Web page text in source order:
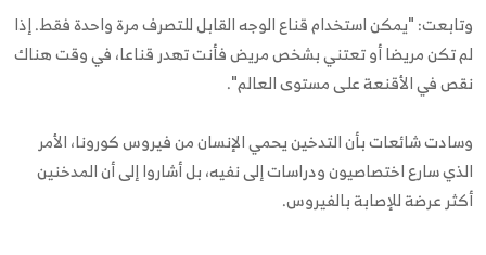
وتابعت: "يمكن استخدام قناع الوجه القابل للتصرف مرة واحدة فقط. إذا
لم تكن مريضا أو تعتني بشخص مريض فأنت تهدر قناعا، في وقت هناك
نقص في الأقنعة على مستوى العالم".
وسادت شائعات بأن التدخين يحمي الإنسان من فيروس كورونا، الأمر
الذي سارع اختصاصيون ودراسات إلى نفيه، بل أشاروا إلى أن المدخنين
أكثر عرضة للإصابة بالفيروس.